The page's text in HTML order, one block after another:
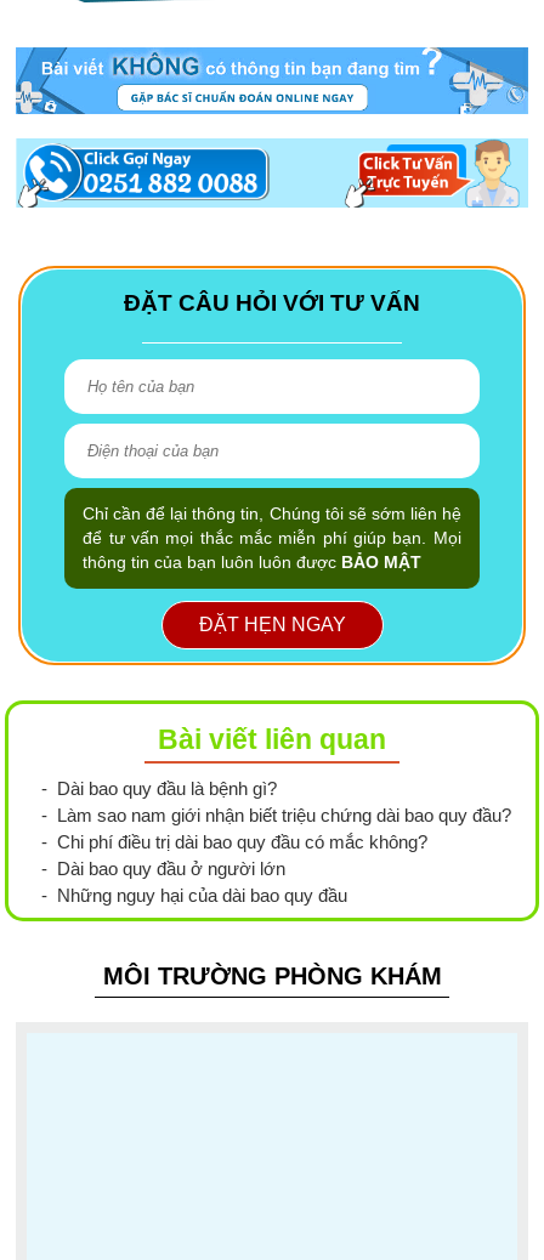
ĐẶT CÂU HỎI VỚI TƯ VẤN
Chỉ cần để lại thông tin, Chúng tôi sẽ sớm liên hệ
để tư vấn mọi thắc mắc miễn phí giúp bạn. Mọi
thông tin của bạn luôn luôn được BẢO MẬT
ĐẶT HẸN NGAY
Bài viết liên quan
- Dài bao quy đầu là bệnh gì?
- Làm sao nam giới nhận biết triệu chứng dài bao quy đầu?
- Chi phí điều trị dài bao quy đầu có mắc không?
- Dài bao quy đầu ở người lớn
- Những nguy hại của dài bao quy đầu
MÔI TRƯỜNG PHÒNG KHÁM